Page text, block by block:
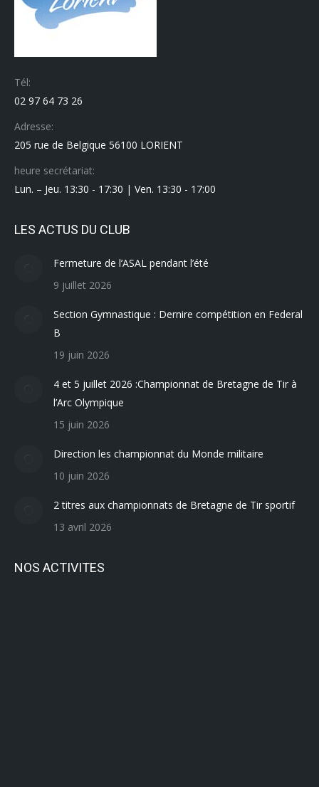
Tél:
02 97 64 73 26
Adresse:
205 rue de Belgique 56100 LORIENT
heure secrétariat:
Lun. – Jeu. 13:30 - 17:30 | Ven. 13:30 - 17:00
LES ACTUS DU CLUB
Fermeture de l’ASAL pendant l’été
9 juillet 2026
Section Gymnastique : Dernire compétition en Federal
B
19 juin 2026
4 et 5 juillet 2026 :Championnat de Bretagne de Tir à
l’Arc Olympique
15 juin 2026
Direction les championnat du Monde militaire
10 juin 2026
2 titres aux championnats de Bretagne de Tir sportif
13 avril 2026
NOS ACTIVITES